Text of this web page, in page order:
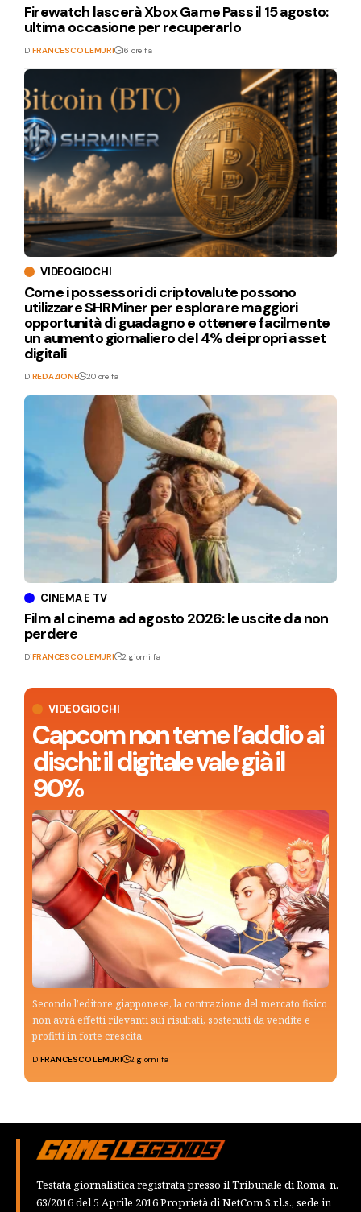
VIDEOGIOCHI
Capcom non teme l’addio ai
dischi: il digitale vale già il
90%
Secondo l’editore giapponese, la contrazione del mercato fisico
non avrà effetti rilevanti sui risultati, sostenuti da vendite e
profitti in forte crescita.
DiFRANCESCO LEMURI 2 giorni fa
Firewatch lascerà Xbox Game Pass il 15 agosto:
ultima occasione per recuperarlo
DiFRANCESCO LEMURI 16 ore fa
VIDEOGIOCHI
Come i possessori di criptovalute possono
utilizzare SHRMiner per esplorare maggiori
opportunità di guadagno e ottenere facilmente
un aumento giornaliero del 4% dei propri asset
digitali
DiREDAZIONE 20 ore fa
CINEMA E TV
Film al cinema ad agosto 2026: le uscite da non
perdere
DiFRANCESCO LEMURI 2 giorni fa
Testata giornalistica registrata presso il Tribunale di Roma, n.
63/2016 del 5 Aprile 2016 Proprietà di NetCom S.r.l.s., sede in